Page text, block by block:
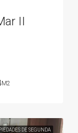
II
M2
DE SEGUNDA